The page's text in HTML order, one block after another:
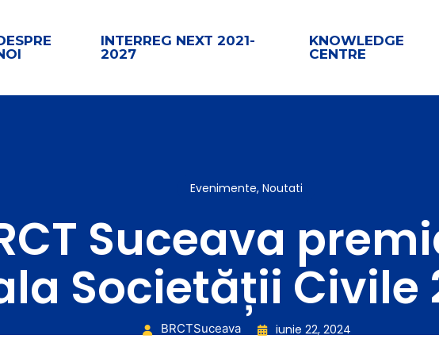
INTERREG NEXT 2021-
2027
KNOWLEDGE
CENTRE
Evenimente, Noutati
Suceava
Societății Civile
BRCTSuceava iunie 22, 2024